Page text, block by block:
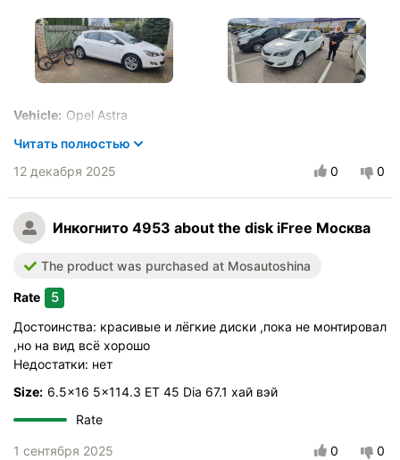
Vehicle: Opel Astra
Buy again?: Скорее всего
Quality of production
Price/performance
Читать полностью
12 декабря 2025
0 0
Инкогнито 4953 about the disk iFree Москва
The product was purchased at Mosautoshina
Rate 5
Достоинства: красивые и лёгкие диски ,пока не монтировал
,но на вид всё хорошо
Недостатки: нет
Size: 6.5x16 5x114.3 ET 45 Dia 67.1 хай вэй
Rate
1 сентября 2025 0 0